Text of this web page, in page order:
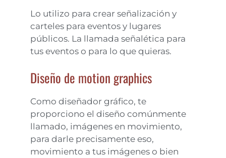
Lo utilizo para crear señalización y
carteles para eventos y lugares
públicos. La llamada señalética para
tus eventos o para lo que quieras.
Diseño de motion graphics
Como diseñador gráfico, te
proporciono el diseño comúnmente
llamado, imágenes en movimiento,
para darle precisamente eso,
movimiento a tus imágenes o bien